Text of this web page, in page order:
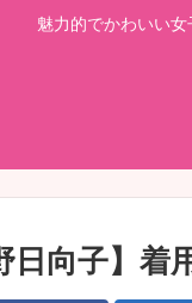
魅力的でかわいい
日向子】